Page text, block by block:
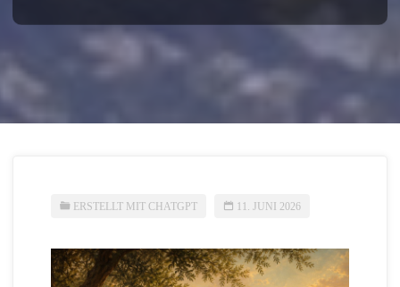
ERSTELLT MIT CHATGPT 11. JUNI 2026